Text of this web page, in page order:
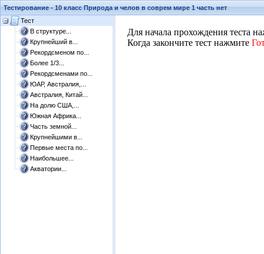
Тестирование - 10 класс Природа и челов в соврем мире 1 часть нет
Тест
В структуре...
Крупнейший в...
Рекордсменом по...
Более 1/3...
Рекордсменами по...
ЮАР, Австралия,...
Австралия, Китай...
На долю США,...
Южная Африка...
Часть земной...
Крупнейшими в...
Первые места по...
Наибольшее...
Акватории...
​​Для начала прохождения теста
Когда закончите тест нажмите